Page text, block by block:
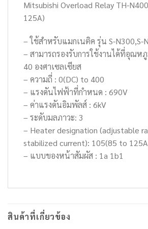
Mitsubishi Overload Relay TH-
125A)
– ใช้สำหรับแมกเนติค รุ่น S-N300,S-
– สามารถรองรับการใช้งานได้ที่อุณห
40 องศาเซลเซียส
– ความถี่ : 0(DC) to 400
– แรงดันไฟฟ้าที่กำหนด : 690V
– ค่าแรงดันอิมพัลส์ : 6kV
– ระดับมลภาวะ: 3
– Heater designation (adjustable
stabilized current): 105(85 to
– แบบของหน้าสัมผัส : 1a 1b1
สินค้าที่เกี่ยวข้อง